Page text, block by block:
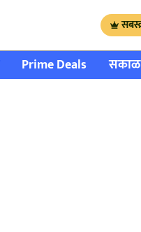
Prime Deals सकाळ